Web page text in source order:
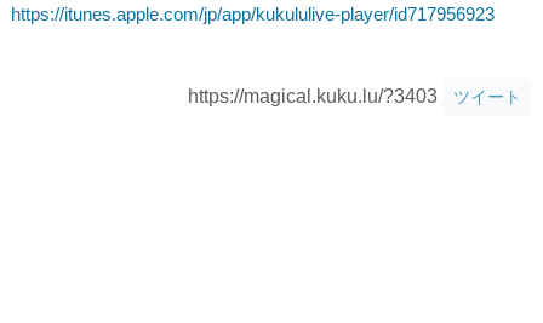
https://itunes.apple.com/jp/app/kukululive-player/id717956923
https://magical.kuku.lu/?3403 ツイート